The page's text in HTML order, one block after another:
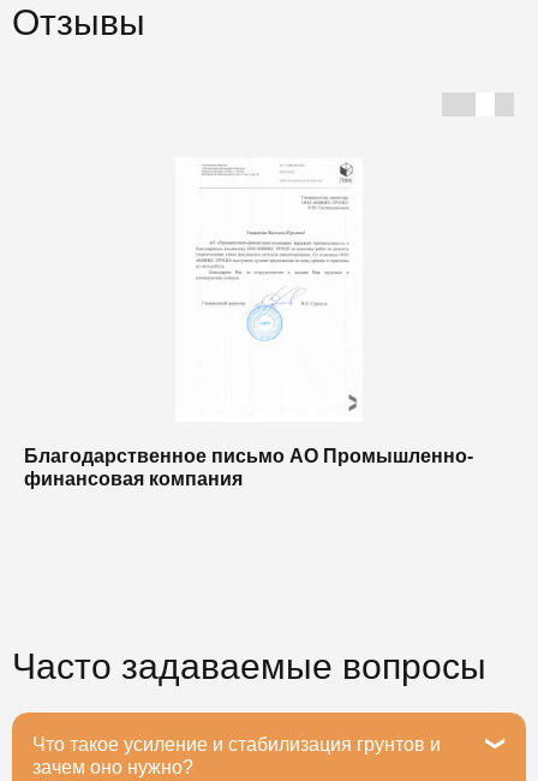
Отзывы
Благодарственное письмо АО Промышленно-
финансовая компания
Часто задаваемые вопросы
Что такое усиление и стабилизация грунтов и
зачем оно нужно?